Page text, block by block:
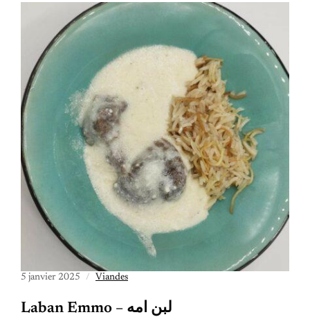
5 janvier 2025 Viandes
Laban Emmo – لبن امه